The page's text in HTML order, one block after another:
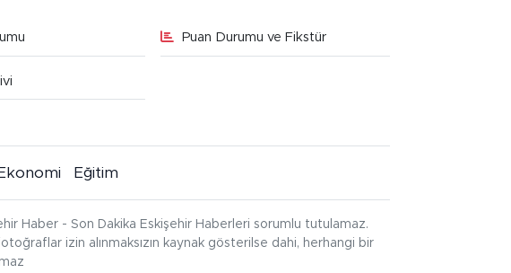
Puan Durumu ve Fikstür
Ekonomi Eğitim
Haber - Son Dakika Eskişehir Haberleri sorumlu tutulamaz.
izin alınmaksızın kaynak gösterilse dahi, herhangi bir